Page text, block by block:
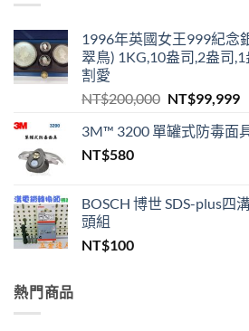
1996年英國女王999紀念
翠鳥) 1KG,10盎司,2盎司
割愛
NT$200,000 原
價
NT$99,999目
3M™ 3200 單罐式防毒面
NT$580
BOSCH 博世 SDS-plus四
頭組
NT$100
熱門商品